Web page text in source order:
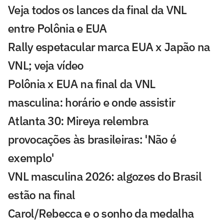
Veja todos os lances da final da VNL
entre Polônia e EUA
Rally espetacular marca EUA x Japão na
VNL; veja vídeo
Polônia x EUA na final da VNL
masculina: horário e onde assistir
Atlanta 30: Mireya relembra
provocações às brasileiras: 'Não é
exemplo'
VNL masculina 2026: algozes do Brasil
estão na final
Carol/Rebecca e o sonho da medalha